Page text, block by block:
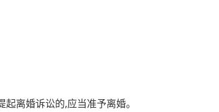
离婚诉讼的,应当准予离婚。